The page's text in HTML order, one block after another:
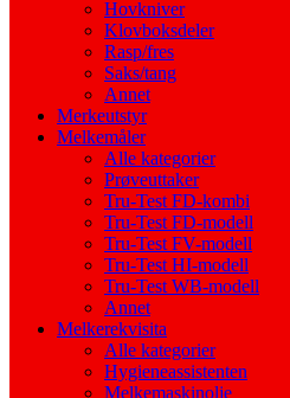
Hovkniver
Klovboksdeler
Rasp/fres
Saks/tang
Annet
Merkeutstyr
Melkemåler
Alle kategorier
Prøveuttaker
Tru-Test FD-kombi
Tru-Test FD-modell
Tru-Test FV-modell
Tru-Test HI-modell
Tru-Test WB-modell
Annet
Melkerekvisita
Alle kategorier
Hygieneassistenten
Melkemaskinolje